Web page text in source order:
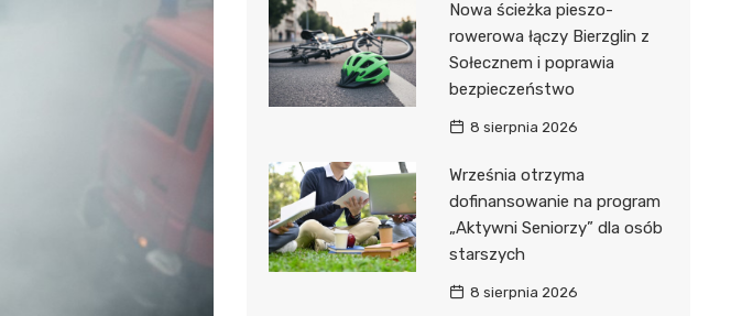
Dzieci Wrzesińskich
Park Miejski im. Dzieci
Wrzesińskich
Amfiteatr im. Anny Jantar
Jump World Września
Wrzesińska Strefa
Aktywności
Pałac w Miłosławiu
Izba Pamięci Reymonta
Rezerwat Czeszewski Las
Nowa ścieżka pieszo-
rowerowa łączy Bierzglin z
Sołecznem i poprawia
bezpieczeństwo
8 sierpnia 2026
Września otrzyma
dofinansowanie na program
„Aktywni Seniorzy” dla osób
starszych
8 sierpnia 2026